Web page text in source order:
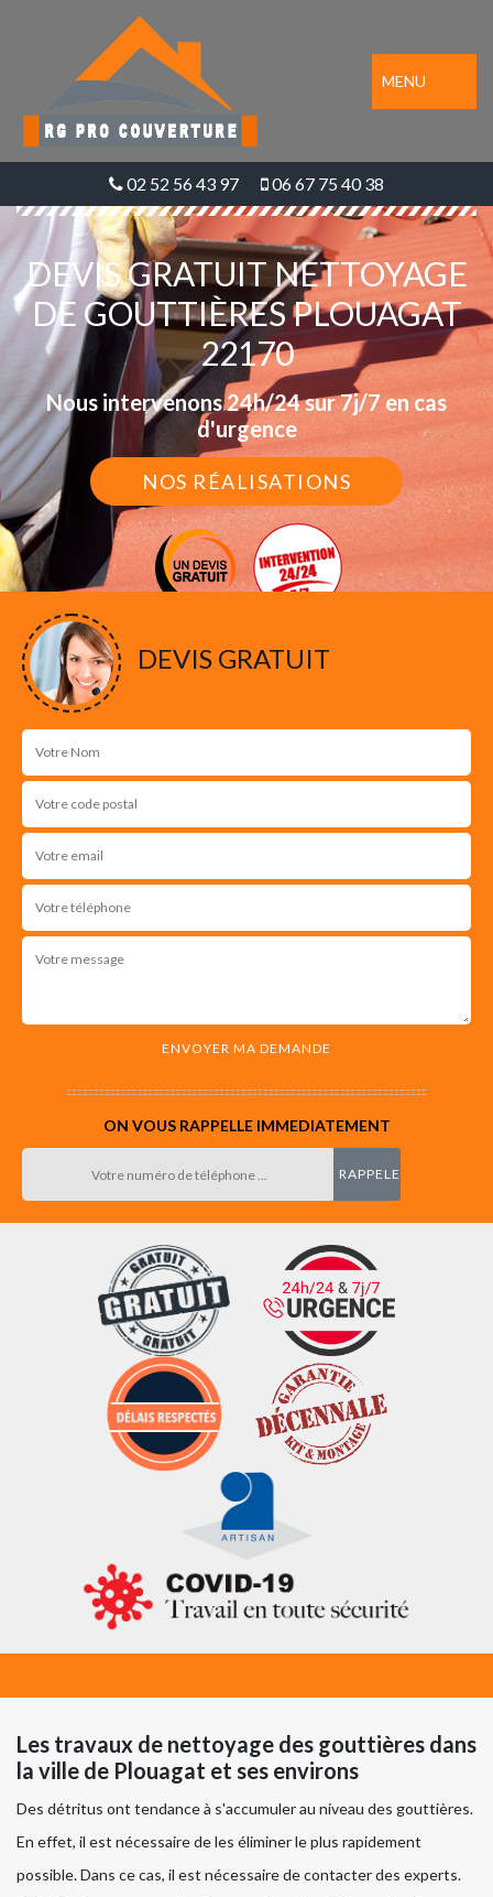
MENU
02 52 56 43 97 06 67 75 40 38
DEVIS GRATUIT NETTOYAGE
DE GOUTTIÈRES PLOUAGAT
22170
Nous intervenons 24h/24 sur 7j/7 en cas
d'urgence
NOS RÉALISATIONS
DEVIS GRATUIT
ON VOUS RAPPELLE IMMEDIATEMENT
Les travaux de nettoyage des gouttières dans
la ville de Plouagat et ses environs
Des détritus ont tendance à s'accumuler au niveau des gouttières.
En effet, il est nécessaire de les éliminer le plus rapidement
possible. Dans ce cas, il est nécessaire de contacter des experts.